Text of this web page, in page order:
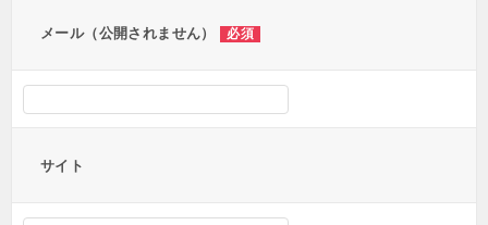
メール（公開されません） 必須
サイト